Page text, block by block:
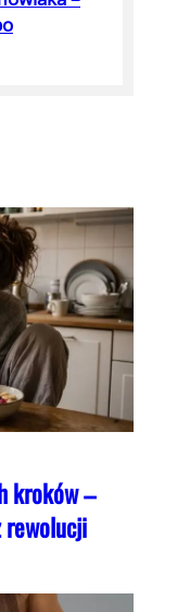
kroków –
rewolucji